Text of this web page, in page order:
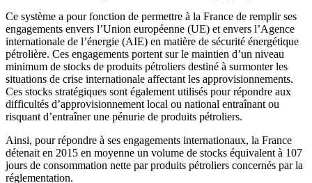
Ce système a pour fonction de permettre à la France de remplir ses
engagements envers l’Union européenne (UE) et envers l’Agence
internationale de l’énergie (AIE) en matière de sécurité énergétique
pétrolière. Ces engagements portent sur le maintien d’un niveau
minimum de stocks de produits pétroliers destiné à surmonter les
situations de crise internationale affectant les approvisionnements.
Ces stocks stratégiques sont également utilisés pour répondre aux
difficultés d’approvisionnement local ou national entraînant ou
risquant d’entraîner une pénurie de produits pétroliers.
Ainsi, pour répondre à ses engagements internationaux, la France
détenait en 2015 en moyenne un volume de stocks équivalent à 107
jours de consommation nette par produits pétroliers concernés par la
réglementation.